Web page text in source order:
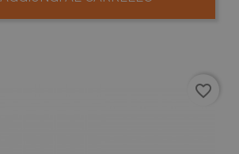
favorite_border